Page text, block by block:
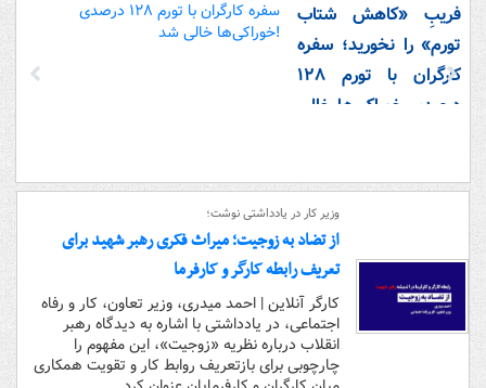
فریبِ «کاهش شتاب
تورم» را نخورید؛ سفره
کارگران با تورم ۱۲۸
درصدی خوراکی‌ها خالی
وزیر کار در یادداشتی نوشت؛
از تضاد به زوجیت؛ میراث فکری رهبر شهید برای
تعریف رابطه کارگر و کارفرما
کارگر آنلاین | احمد میدری، وزیر تعاون، کار و رفاه
اجتماعی، در یادداشتی با اشاره به دیدگاه رهبر
انقلاب درباره نظریه «زوجیت»، این مفهوم را
چارچوبی برای بازتعریف روابط کار و تقویت همکاری